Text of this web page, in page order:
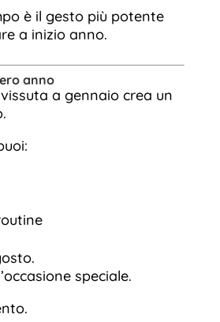
è il gesto più potente
a inizio anno.
anno
a gennaio crea un
speciale.